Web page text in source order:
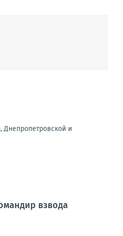
Днепропетровской и
взвода